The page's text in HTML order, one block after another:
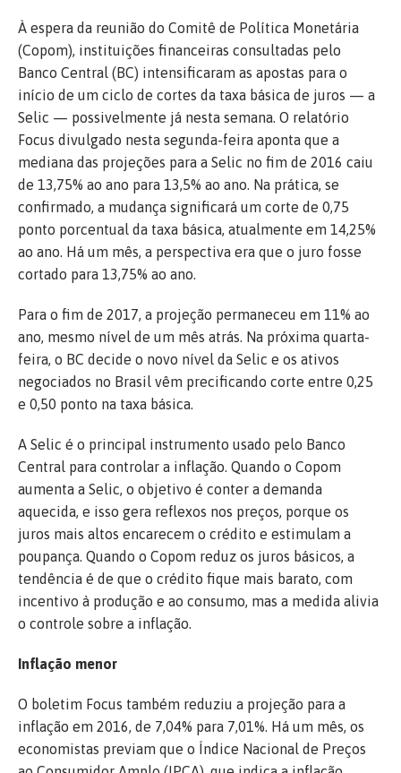
À espera da reunião do Comitê de Política Monetária
(Copom), instituições financeiras consultadas pelo
Banco Central (BC) intensificaram as apostas para o
início de um ciclo de cortes da taxa básica de juros — a
Selic — possivelmente já nesta semana. O relatório
Focus divulgado nesta segunda-feira aponta que a
mediana das projeções para a Selic no fim de 2016 caiu
de 13,75% ao ano para 13,5% ao ano. Na prática, se
confirmado, a mudança significará um corte de 0,75
ponto porcentual da taxa básica, atualmente em 14,25%
ao ano. Há um mês, a perspectiva era que o juro fosse
cortado para 13,75% ao ano.
Para o fim de 2017, a projeção permaneceu em 11% ao
ano, mesmo nível de um mês atrás. Na próxima quarta-
feira, o BC decide o novo nível da Selic e os ativos
negociados no Brasil vêm precificando corte entre 0,25
e 0,50 ponto na taxa básica.
A Selic é o principal instrumento usado pelo Banco
Central para controlar a inflação. Quando o Copom
aumenta a Selic, o objetivo é conter a demanda
aquecida, e isso gera reflexos nos preços, porque os
juros mais altos encarecem o crédito e estimulam a
poupança. Quando o Copom reduz os juros básicos, a
tendência é de que o crédito fique mais barato, com
incentivo à produção e ao consumo, mas a medida alivia
o controle sobre a inflação.
Inflação menor
O boletim Focus também reduziu a projeção para a
inflação em 2016, de 7,04% para 7,01%. Há um mês, os
economistas previam que o Índice Nacional de Preços